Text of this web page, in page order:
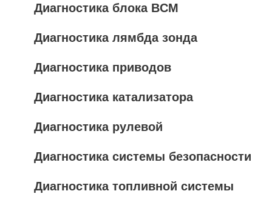
Диагностика блока BCM
Диагностика лямбда зонда
Диагностика приводов
Диагностика катализатора
Диагностика рулевой
Диагностика системы безопасности
Диагностика топливной системы